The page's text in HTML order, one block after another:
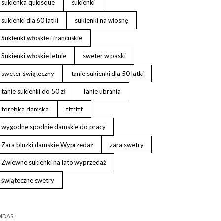
sukienka quiosque sukienki
sukienki dla 60 latki sukienki na wiosnę
Sukienki włoskie i francuskie
Sukienki włoskie letnie sweter w paski
sweter świąteczny tanie sukienki dla 50 latki
tanie sukienki do 50 zł Tanie ubrania
torebka damska ttttttt
wygodne spodnie damskie do pracy
Zara bluzki damskie Wyprzedaż zara swetry
Zwiewne sukienki na lato wyprzedaż
świąteczne swetry